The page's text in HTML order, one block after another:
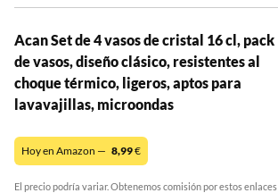
Acan Set de 4 vasos de cristal 16 cl, pack
de vasos, diseño clásico, resistentes al
choque térmico, ligeros, aptos para
lavavajillas, microondas
Hoy en Amazon — 8,99€
El precio podría variar. Obtenemos comisión por estos enlaces